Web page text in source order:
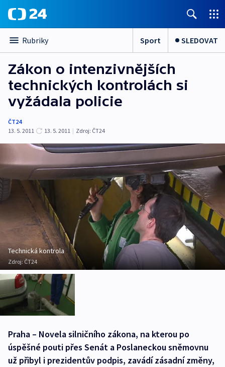
Rubriky Sport SLEDOVAT
Zákon o intenzivnějších
technických kontrolách si
vyžádala policie
ČT24
13. 5. 2011
13. 5. 2011 | Zdroj: ČT24
Technická kontrola
Zdroj:ČT24
Praha – Novela silničního zákona, na kterou po
úspěšné pouti přes Senát a Poslaneckou sněmovnu
už přibyl i prezidentův podpis, zavádí zásadní změny,